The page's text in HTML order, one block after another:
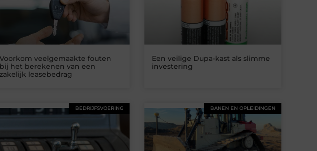
Voorkom veelgemaakte fouten
bij het berekenen van een
zakelijk leasebedrag
Een veilige Dupa-kast als slimme
investering
BEDRIJFSVOERING BANEN EN OPLEIDINGEN